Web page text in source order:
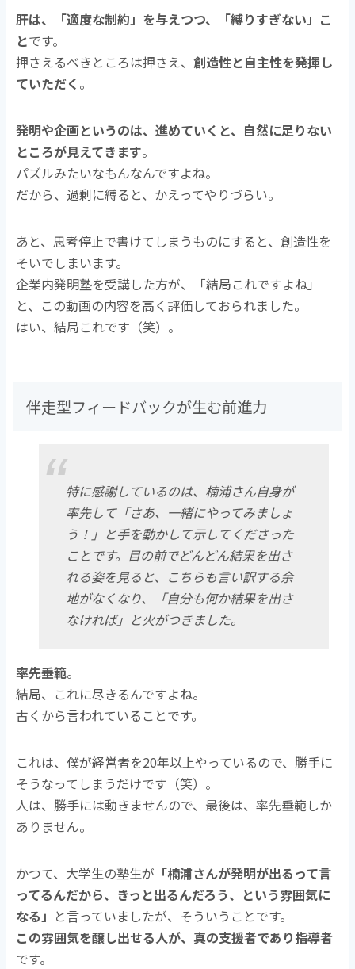
肝は、「適度な制約」を与えつつ、「縛りすぎない」こ
とです。
押さえるべきところは押さえ、創造性と自主性を発揮し
ていただく 。
発明や企画というのは、進めていくと、自然に足りない
ところが見えてきます。
パズルみたいなもんなんですよね。
だから、過剰に縛ると、かえってやりづらい。
あと、思考停止で書けてしまうものにすると、創造性を
そいでしまいます。
企業内発明塾を受講した方が、「結局これですよね」
と、この動画の内容を高く評価しておられました。
はい、結局これです（笑）。
伴走型フィードバックが生む前進力
特に感謝しているのは、楠浦さん自身が
率先して「さあ、一緒にやってみましょ
う！」と手を動かして示してくださった
ことです。目の前でどんどん結果を出さ
れる姿を見ると、こちらも言い訳する余
地がなくなり、「自分も何か結果を出さ
なければ」と火がつきました。
率先垂範。
結局、これに尽きるんですよね。
古くから言われていることです。
これは、僕が経営者を20年以上やっているので、勝手に
そうなってしまうだけです（笑）。
人は、勝手には動きませんので、最後は、率先垂範しか
ありません。
かつて、大学生の塾生が 「楠浦さんが発明が出るって言
ってるんだから、きっと出るんだろう、という雰囲気に
なる」 と言っていましたが、そういうことです。
この雰囲気を醸し出せる人が、真の支援者であり指導者
です。